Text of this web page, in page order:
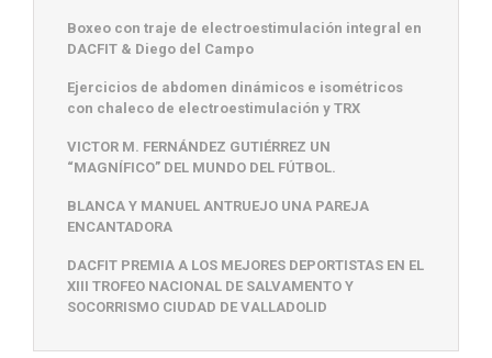
Boxeo con traje de electroestimulación integral en
DACFIT & Diego del Campo
Ejercicios de abdomen dinámicos e isométricos
con chaleco de electroestimulación y TRX
VICTOR M. FERNÁNDEZ GUTIÉRREZ UN
“MAGNÍFICO” DEL MUNDO DEL FÚTBOL.
BLANCA Y MANUEL ANTRUEJO UNA PAREJA
ENCANTADORA
DACFIT PREMIA A LOS MEJORES DEPORTISTAS EN EL
XIII TROFEO NACIONAL DE SALVAMENTO Y
SOCORRISMO CIUDAD DE VALLADOLID